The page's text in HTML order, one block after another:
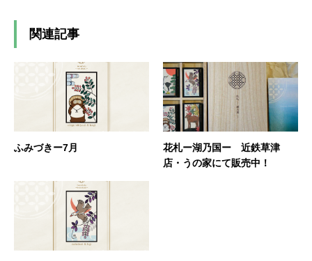
関連記事
ふみづきー7月
花札ー湖乃国ー 近鉄草津
店・うの家にて販売中！